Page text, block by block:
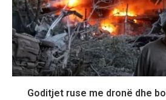
Goditjet ruse me dronë dhe